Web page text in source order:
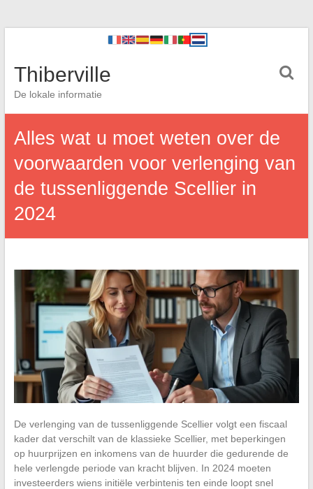
Thiberville
De lokale informatie
Alles wat u moet weten over de
voorwaarden voor verlenging van
de tussenliggende Scellier in
2024
De verlenging van de tussenliggende Scellier volgt een fiscaal
kader dat verschilt van de klassieke Scellier, met beperkingen
op huurprijzen en inkomens van de huurder die gedurende de
hele verlengde periode van kracht blijven. In 2024 moeten
investeerders wiens initiële verbintenis ten einde loopt snel